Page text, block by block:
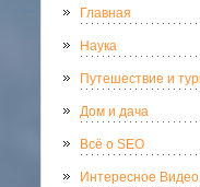
Главная
Наука
Путешествие и
Дом и дача
Всё о SEO
Интересное Видео